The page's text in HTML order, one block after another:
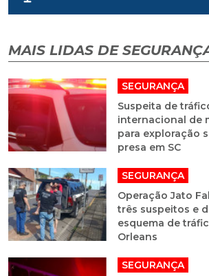
MAIS LIDAS DE
SEGURANÇA
Suspeita de
internacional de
para exploração
presa em SC
SEGURANÇA
Operação Jato
três suspeitos e
esquema de
Orleans
SEGURANÇA